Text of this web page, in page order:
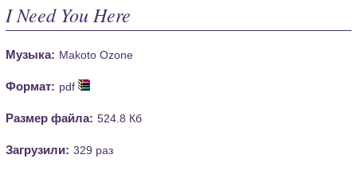
I Need You Here
Музыка: Makoto Ozone
Формат: pdf
Размер файла: 524.8 Кб
Загрузили: 329 раз